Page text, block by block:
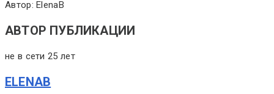
Автор: ElenaB
АВТОР ПУБЛИКАЦИИ
не в сети 25 лет
ELENAB